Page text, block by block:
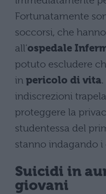
Fortunatamente
soccorsi, che
all’ospedale
potuto escludere
in pericolo di vita
indiscrezioni
proteggere la
studentessa del
stanno indagando i
Suicidi in
giovani